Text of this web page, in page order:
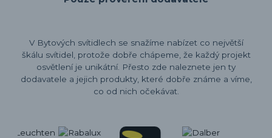
V Bytových svítidlech se snažíme nabízet co největší
škálu svítidel, protože dobře chápeme, že každý projekt
osvětlení je unikátní. Přesto zde naleznete jen ty
dodavatele a jejich produkty, které dobře známe a víme,
co od nich očekávat.